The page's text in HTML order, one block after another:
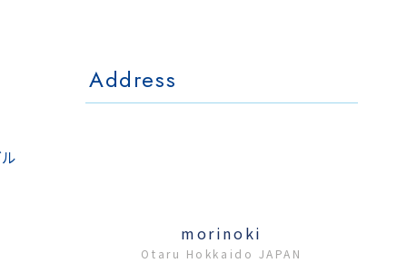
Address
morinoki
Otaru Hokkaido JAPAN